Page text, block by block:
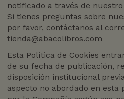
notificado a través de
Si tienes preguntas sobre
por favor, contáctanos al
tienda@abacolibros.com
Esta Política de Cookies
de su fecha de publicación,
disposición institucional
aspecto no abordado en